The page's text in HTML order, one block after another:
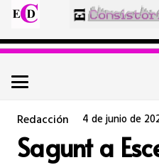
Redacción 4 de junio de
Sagunt a